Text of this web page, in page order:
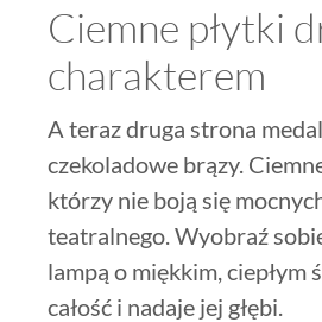
Ciemne płytki
charakterem
A teraz druga strona
czekoladowe brązy.
którzy nie boją się
teatralnego. Wyobraź
lampą o miękkim, ciepłym
całość i nadaje jej głębi.